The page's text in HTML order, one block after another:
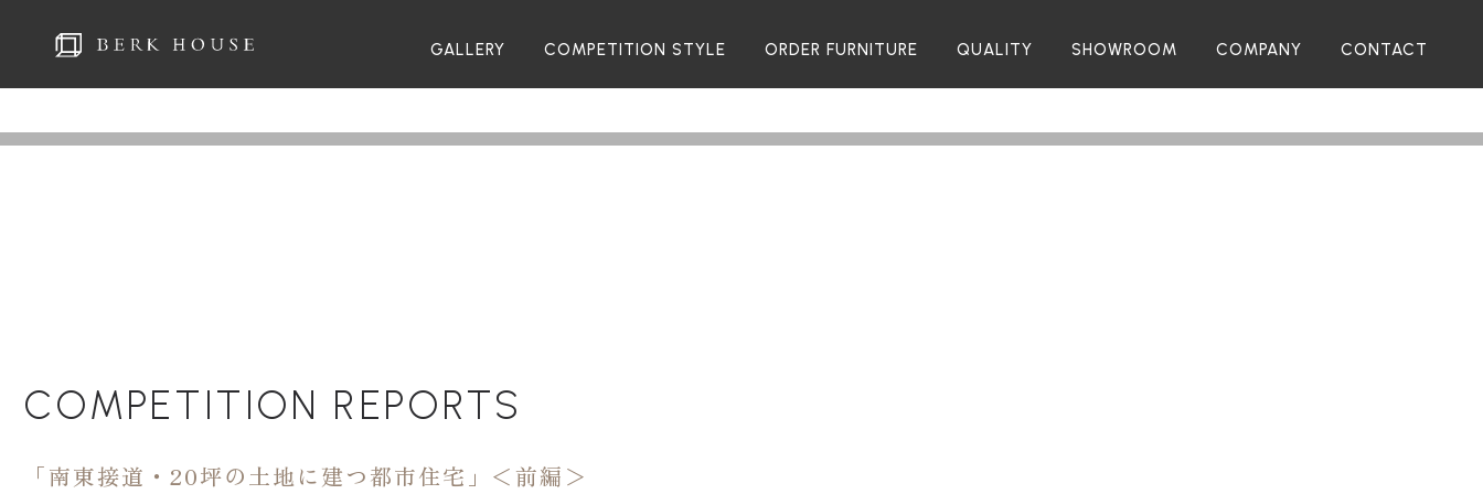
GALLERY COMPETITION STYLE ORDER FURNITURE QUALITY SHOWROOM COMPANY CONTACT
COMPETITION REPORTS
「南東接道・20坪の土地に建つ都市住宅」＜前編＞